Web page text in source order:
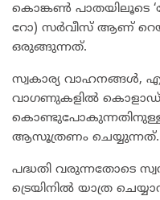
കൊങ്കൺ പാതയിലൂടെ
റോ) സർവീസ് ആണ്
ഒരുങ്ങുന്നത്.
സ്വകാര്യ വാഹനങ്ങൾ,
വാഗണുകളിൽ
ആസൂത്രണം ചെയ്യുന്നത്.
പദ്ധതി വരുന്നതോടെ
ട്രെയിനിൽ യാത്ര